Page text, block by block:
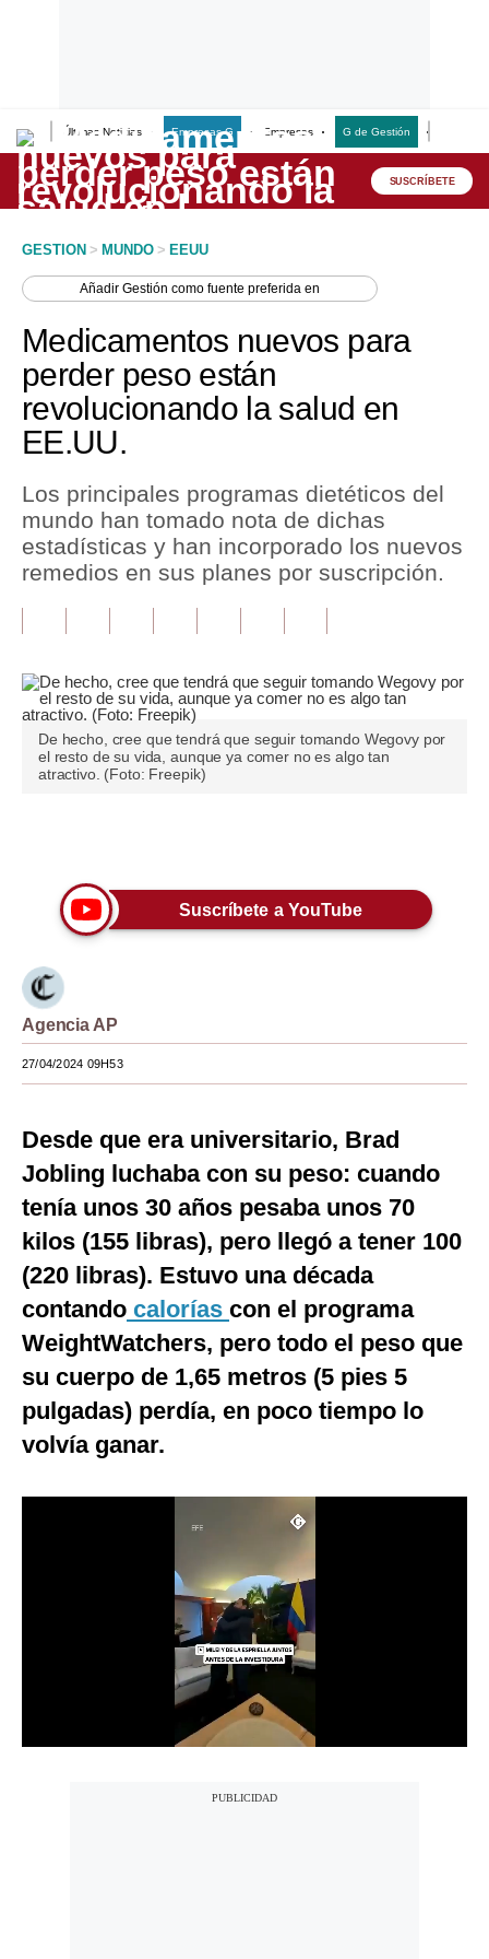
Últimas Noticias Empresas G Empresas G de Gestión
Lo último
Peru Quiosco
Economía
Mercados
Perú
Política
Tu Dinero
Finanzas Personales
Opinión
Editorial
Tendencias
Lujo
Viajes
Moda
EEUU
México
España
Internacional
Tecnología
Club del Suscriptor
Mix
G de Gestión
SUSCRÍBETE
GESTION > MUNDO > EEUU
AñadirGestión como fuente preferida en
Medicamentos nuevos para
perder peso están
revolucionando la salud en
EE.UU.
Los principales programas dietéticos del
mundo han tomado nota de dichas
estadísticas y han incorporado los nuevos
remedios en sus planes por suscripción.
De hecho, cree que tendrá que seguir tomando Wegovy por
el resto de su vida, aunque ya comer no es algo tan
atractivo. (Foto: Freepik)
Suscríbete a YouTube
Agencia AP
27/04/2024 09H53
Desde que era universitario, Brad
Jobling luchaba con su peso: cuando
tenía unos 30 años pesaba unos 70
kilos (155 libras), pero llegó a tener 100
(220 libras). Estuvo una década
contando calorías con el programa
WeightWatchers, pero todo el peso que
su cuerpo de 1,65 metros (5 pies 5
pulgadas) perdía, en poco tiempo lo
volvía ganar.